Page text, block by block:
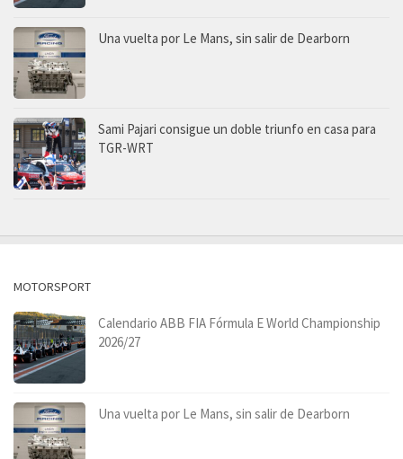
Una vuelta por Le Mans, sin salir de Dearborn
Sami Pajari consigue un doble triunfo en casa para
TGR-WRT
MOTORSPORT
Calendario ABB FIA Fórmula E World Championship
2026/27
Una vuelta por Le Mans, sin salir de Dearborn